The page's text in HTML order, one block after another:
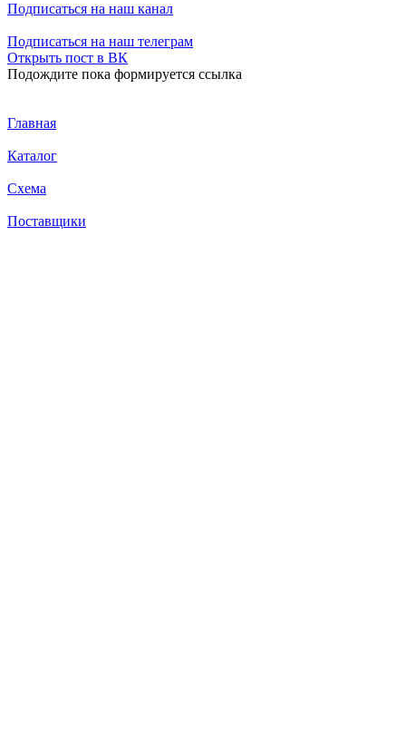
Подписаться на наш канал
Подписаться на наш телеграм
Открыть пост в ВК
Подождите пока формируется ссылка
Главная
Каталог
Схема
Поставщики